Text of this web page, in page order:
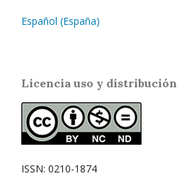
Español (España)
Licencia uso y distribución
ISSN: 0210-1874